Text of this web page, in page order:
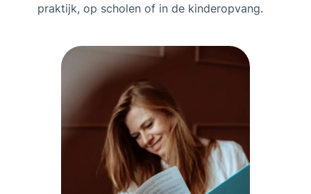
praktijk, op scholen of in de kinderopvang.